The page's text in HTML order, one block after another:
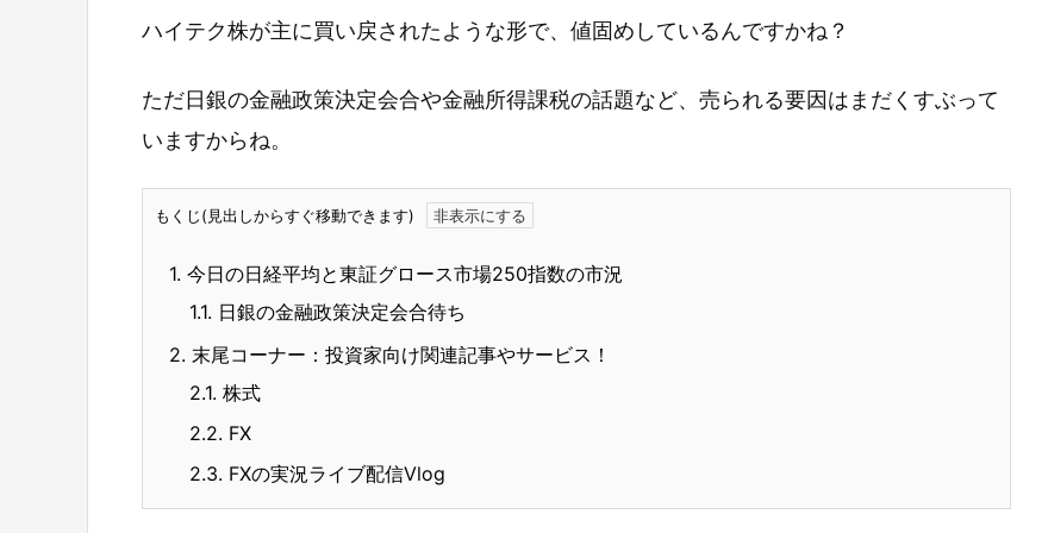
ハイテク株が主に買い戻されたような形で、値固めしているんですかね？
ただ日銀の金融政策決定会合や金融所得課税の話題など、売られる要因はまだくすぶって
いますからね。
もくじ(見出しからすぐ移動できます)
1. 今日の日経平均と東証グロース市場250指数の市況
1.1. 日銀の金融政策決定会合待ち
2. 末尾コーナー：投資家向け関連記事やサービス！
2.1. 株式
2.2. FX
2.3. FXの実況ライブ配信Vlog